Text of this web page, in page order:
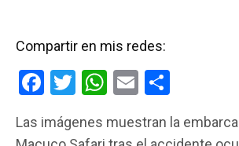
Compartir en mis redes:
F
ce
T
tt
W
at
E
ail m
Las imágenes muestran la